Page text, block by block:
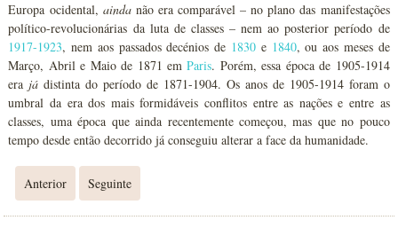
Europa ocidental, aindanão era comparável – no plano das manifestações
político-revolucionárias da luta de classes – nem ao posterior período de
1917-1923, nem aos passados decénios de 1830 e 1840, ou aos meses de
Março, Abril e Maio de 1871 emParis. Porém, essa época de 1905-1914
era já distinta do período de 1871-1904. Os anos de 1905-1914 foram o
umbral da era dos mais formidáveis conflitos entre as nações e entre as
classes, uma época que ainda recentemente começou, mas que no pouco
tempo desde então decorrido já conseguiu alterar a face da humanidade.
Anterior Seguinte